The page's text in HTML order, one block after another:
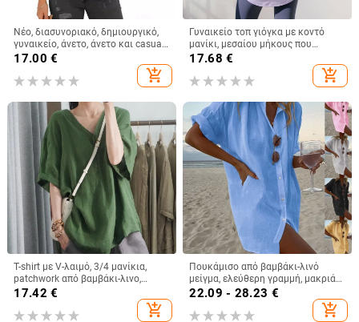
Νέο, διασυνοριακό, δημιουργικό,
γυναικείο, άνετο, άνετο και casual,
κοντομάνικο, φαρδύ, καλοκαιρινό,
με στρογγυλή λαιμόκοψη, σε
σχέδιο λιβελούλας του 2024, από
17.00 €
add_shopping_cart
Γυναικείο τοπ γιόγκα με κοντό
μανίκι, μεσαίου μήκους που
καλύπτει τους γοφούς,
αδυνατιστικό, γρήγορο στέγνωμα
και αναπνεύσιμο.
17.68 €
add_shopping_cart
T-shirt με V-λαιμό, 3/4 μανίκια,
patchwork από βαμβάκι-λινο,
καθημερινό στυλ, Καλοκαίρι 2025
17.42 €
add_shopping_cart
Πουκάμισο από βαμβάκι-λινό
μείγμα, ελεύθερη γραμμή, μακριά
μανίκια, γιακά τύπου λαπέλ,
λογοτεχνικό ρετρό
22.09 - 28.23 €
add_shopping_cart